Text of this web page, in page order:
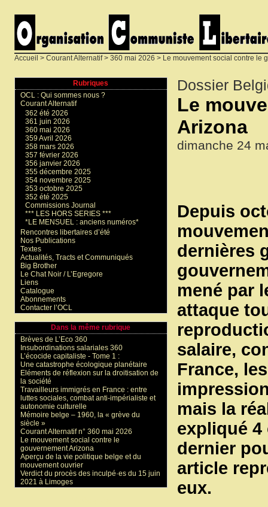
Accueil > Courant Alternatif> 360 mai 2026 > Le mouvement social contre le
Dossier
Le
Arizona
dimanche 24
Depuis
dernières
mené par
attaque
salaire,
France,
mais la
expliqué 4
dernier
article
eux.
Rubriques
OCL : Qui sommes nous ?
Courant Alternatif
362 été 2026
361 juin 2026
360 mai 2026
359 Avril 2026
358 mars 2026
357 février 2026
356 janvier 2026
355 décembre 2025
354 novembre 2025
353 octobre 2025
352 été 2025
Commissions Journal
*** LES HORS SERIES ***
*LE MENSUEL : anciens numéros*
Rencontres libertaires d’été
Nos Publications
Textes
Actualités, Tracts et Communiqués
Big Brother
Le Chat Noir / L’Egregore
Liens
Catalogue
Abonnements
Contacter l’OCL
Dans la même rubrique
Brèves de L’Eco 360
Insubordinations salariales 360
L’écocide capitaliste - Tome 1 :
Une catastrophe écologique planétaire
Eléments de réflexion sur la droitisation de
la société
Travailleurs immigrés en France : entre
luttes sociales, combat anti-impérialiste et
autonomie culturelle
Mémoire belge – 1960, la « grève du
siècle »
Courant Alternatif n° 360 mai 2026
Le mouvement social contre le
gouvernement Arizona
Aperçu de la vie politique belge et du
mouvement ouvrier
Verdict du procès des inculpé·es du 15 juin
2021 à Limoges